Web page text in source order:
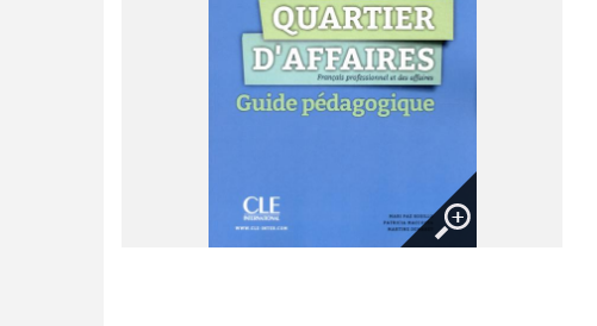
Trompette 2 – Un long voyage !
Présentation de la collection J'aime
Présentation En contact
Le français pour tous / French for everyone
Agrandir